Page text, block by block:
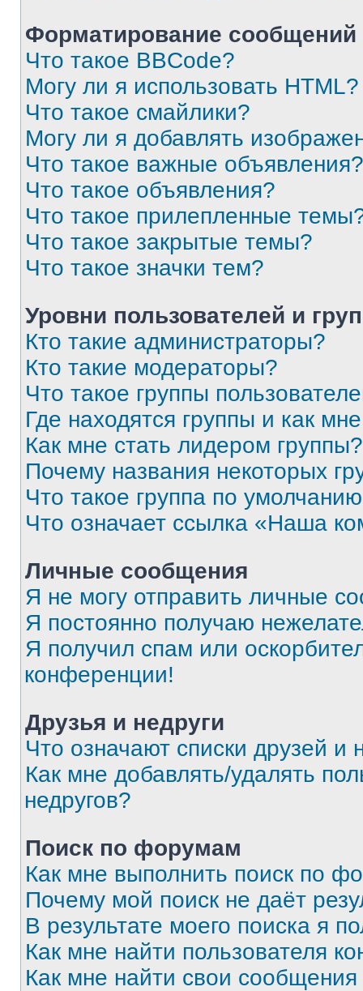
Форматирование
Что такое BBCode?
Могу ли я использовать HTML?
Что такое смайлики?
Могу ли я добавлять
Что такое важные объявления?
Что такое объявления?
Что такое прилепленные
Что такое закрытые темы?
Что такое значки тем?
Уровни пользователей и
Кто такие администраторы?
Кто такие модераторы?
Что такое группы
Где находятся группы и как
Как мне стать лидером группы?
Почему названия некоторых
Что такое группа по
Что означает ссылка «Наша
Личные сообщения
Я не могу отправить личные
Я постоянно получаю
Я получил спам или
конференции!
Друзья и недруги
Что означают списки друзей и
Как мне добавлять/удалять
недругов?
Поиск по форумам
Как мне выполнить поиск по
Почему мой поиск не даёт
В результате моего поиска я
Как мне найти пользователя
Как мне найти свои